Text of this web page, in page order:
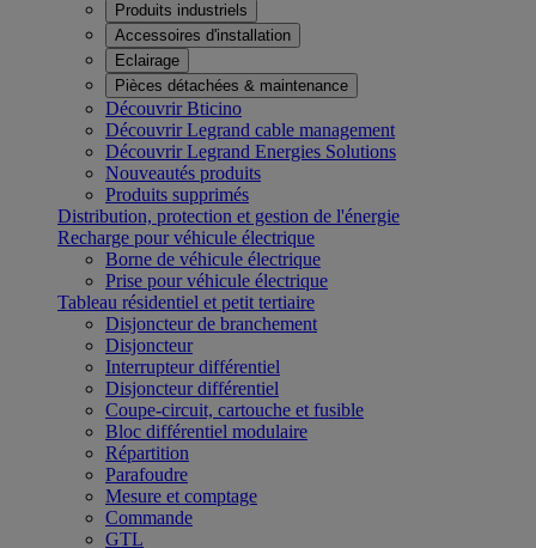
Produits industriels
Accessoires d'installation
Eclairage
Pièces détachées & maintenance
Découvrir Bticino
Découvrir Legrand cable management
Découvrir Legrand Energies Solutions
Nouveautés produits
Produits supprimés
Distribution, protection et gestion de l'énergie
Recharge pour véhicule électrique
Borne de véhicule électrique
Prise pour véhicule électrique
Tableau résidentiel et petit tertiaire
Disjoncteur de branchement
Disjoncteur
Interrupteur différentiel
Disjoncteur différentiel
Coupe-circuit, cartouche et fusible
Bloc différentiel modulaire
Répartition
Parafoudre
Mesure et comptage
Commande
GTL